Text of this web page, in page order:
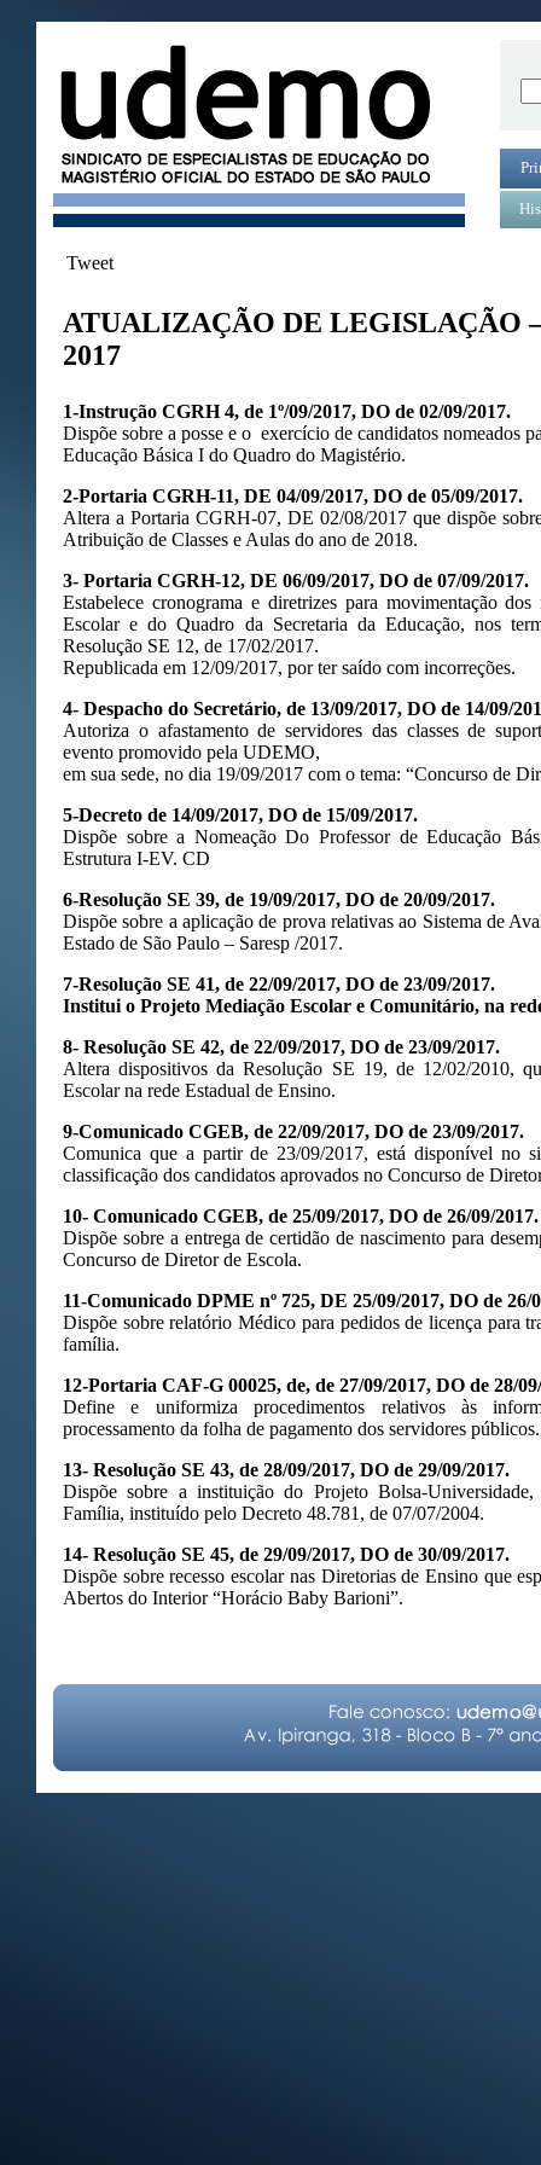
Tweet
ATUALIZAÇÃO DE LEGISLAÇÃO
2017
1-Instrução CGRH 4, de 1º/09/2017, DO de 02/09/2017.
Dispõe sobre a posse e o exercício de candidatos nomeados
Educação Básica I do Quadro do Magistério.
2-Portaria CGRH-11, DE 04/09/2017, DO de 05/09/2017.
Altera a Portaria CGRH-07, DE 02/08/2017 que dispõe
Atribuição de Classes e Aulas do ano de 2018.
3- Portaria CGRH-12, DE 06/09/2017, DO de 07/09/2017.
Estabelece cronograma e diretrizes para movimentação
Escolar e do Quadro da Secretaria da Educação, nos
Resolução SE 12, de 17/02/2017.
Republicada em 12/09/2017, por ter saído com incorreções.
4- Despacho do Secretário, de 13/09/2017, DO de 14/09/
Autoriza o afastamento de servidores das classes de
evento promovido pela UDEMO,
em sua sede, no dia 19/09/2017 com o tema: “Concurso de
5-Decreto de 14/09/2017, DO de 15/09/2017.
Dispõe sobre a Nomeação Do Professor de Educação
Estrutura I-EV. CD
6-Resolução SE 39, de 19/09/2017, DO de 20/09/2017.
Dispõe sobre a aplicação de prova relativas ao Sistema de
Estado de São Paulo – Saresp /2017.
7-Resolução SE 41, de 22/09/2017, DO de 23/09/2017.
Institui o Projeto Mediação Escolar e Comunitário, na
8- Resolução SE 42, de 22/09/2017, DO de 23/09/2017.
Altera dispositivos da Resolução SE 19, de 12/02/2010,
Escolar na rede Estadual de Ensino.
9-Comunicado CGEB, de 22/09/2017, DO de 23/09/2017.
Comunica que a partir de 23/09/2017, está disponível no
classificação dos candidatos aprovados no Concurso de
10- Comunicado CGEB, de 25/09/2017, DO de 26/09/2017.
Dispõe sobre a entrega de certidão de nascimento para
Concurso de Diretor de Escola.
11-Comunicado DPME nº 725, DE 25/09/2017, DO de 26/
Dispõe sobre relatório Médico para pedidos de licença para
família.
12-Portaria CAF-G 00025, de, de 27/09/2017, DO de 28/
Define e uniformiza procedimentos relativos às
processamento da folha de pagamento dos servidores públicos.
13- Resolução SE 43, de 28/09/2017, DO de 29/09/2017.
Dispõe sobre a instituição do Projeto Bolsa-
Família, instituído pelo Decreto 48.781, de 07/07/2004.
14- Resolução SE 45, de 29/09/2017, DO de 30/09/2017.
Dispõe sobre recesso escolar nas Diretorias de Ensino que
Abertos do Interior “Horácio Baby Barioni”.